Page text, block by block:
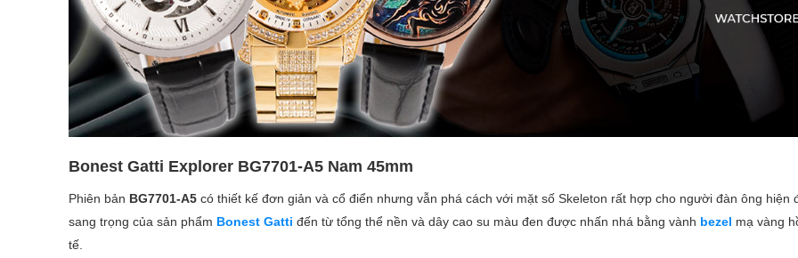
Bonest Gatti Explorer BG7701-A5 Nam 45mm
Phiên bản BG7701-A5 có thiết kế đơn giản và cổ điển nhưng vẫn phá cách với mặt số Skeleton rất hợp cho người đàn ông hiện
sang trọng của sản phẩm Bonest Gatti đến từ tổng thể nền và dây cao su màu đen được nhấn nhá bằng vành bezel mạ vàng
tế.